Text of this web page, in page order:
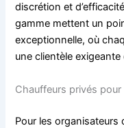
discrétion et
gamme mettent un
exceptionnelle, où
une clientèle exigeante
Chauffeurs privés pour
Pour les organisateurs